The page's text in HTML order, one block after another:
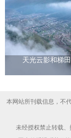
天光云影和梯
本网站所刊载信息，不
未经授权禁止转载、